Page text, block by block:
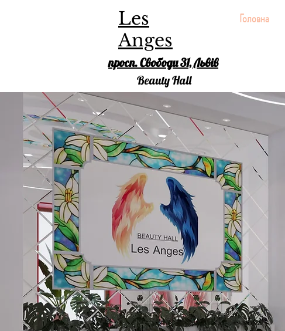
Les
Anges
Головна
просп. Свободи 31, Львів
Beauty Hall